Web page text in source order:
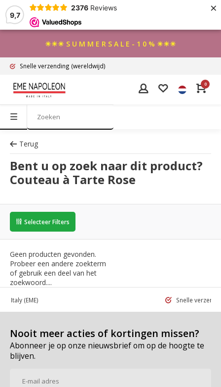
9,7
2376 Reviews ×
☀☀☀ S U M M E R S A L E - 1 0 % ☀☀☀
Snelle verzending (wereldwijd)
0
Terug
Bent u op zoek naar dit product?
Couteau à Tarte Rose
Selecteer Filters
Geen producten gevonden.
Probeer een andere zoekterm
of gebruik een deel van het
zoekwoord....
in Italy (EME) Snelle
Nooit meer acties of kortingen missen?
Abonneer je op onze nieuwsbrief om op de hoogte te
blijven.